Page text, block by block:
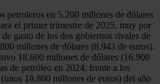
petroleros en 5.200 millones de dólares
el primer trimestre de 2025, muy por
gasto de los dos gobiernos rivales de
millones de dólares (8.943 de euros).
18.600 millones de dólares (16.900
de petróleo en 2024, frente a los
18.800 millones de euros) del año